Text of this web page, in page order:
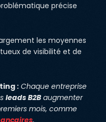
précise
les moyennes
de visibilité et de
: Chaque entreprise
leads B2B augmenter
mois, comme